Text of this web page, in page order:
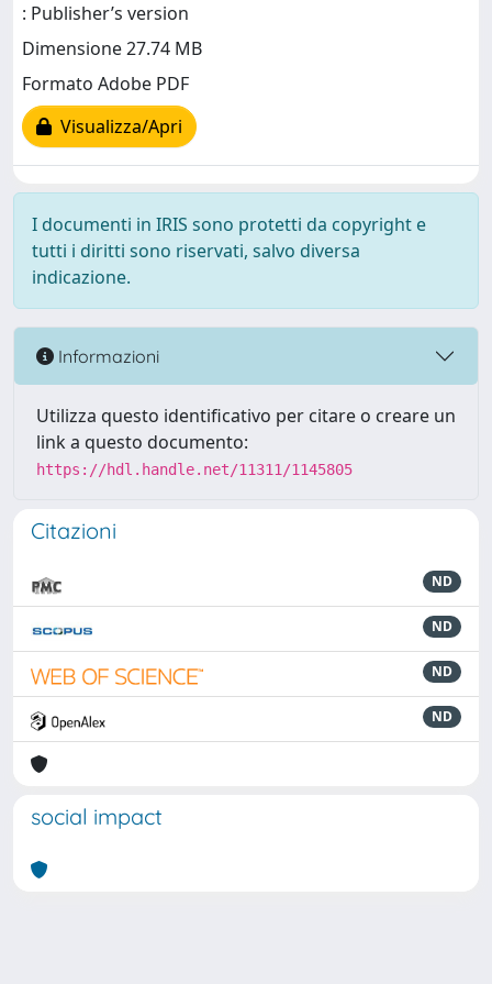
: Publisher’s version
Dimensione 27.74 MB
Formato Adobe PDF
Visualizza/Apri
I documenti in IRIS sono protetti da copyright e
tutti i diritti sono riservati, salvo diversa
indicazione.
Informazioni
Utilizza questo identificativo per citare o creare un
link a questo documento:
https://hdl.handle.net/11311/1145805
Citazioni
ND
ND
ND
ND
social impact